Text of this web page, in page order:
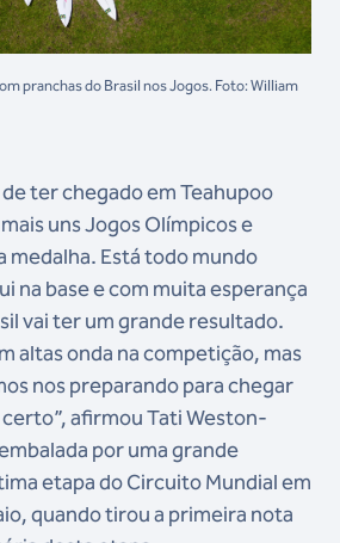
pranchas do Brasil nos Jogos. Foto: William
ter chegado em Teahupoo
uns Jogos Olímpicos e
medalha. Está todo mundo
na base e com muita esperança
vai ter um grande resultado.
altas onda na competição, mas
nos preparando para chegar
afirmou Tati Weston-
por uma grande
etapa do Circuito Mundial em
quando tirou a primeira nota